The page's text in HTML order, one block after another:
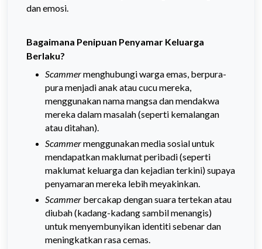
dan emosi.
Bagaimana Penipuan Penyamar Keluarga
Berlaku?
Scammermenghubungi warga emas, berpura-
pura menjadi anak atau cucu mereka,
menggunakan nama mangsa dan mendakwa
mereka dalam masalah (seperti kemalangan
atau ditahan).
Scammermenggunakan media sosial untuk
mendapatkan maklumat peribadi (seperti
maklumat keluarga dan kejadian terkini) supaya
penyamaran mereka lebih meyakinkan.
Scammer bercakap dengan suara tertekan atau
diubah (kadang-kadang sambil menangis)
untuk menyembunyikan identiti sebenar dan
meningkatkan rasa cemas.